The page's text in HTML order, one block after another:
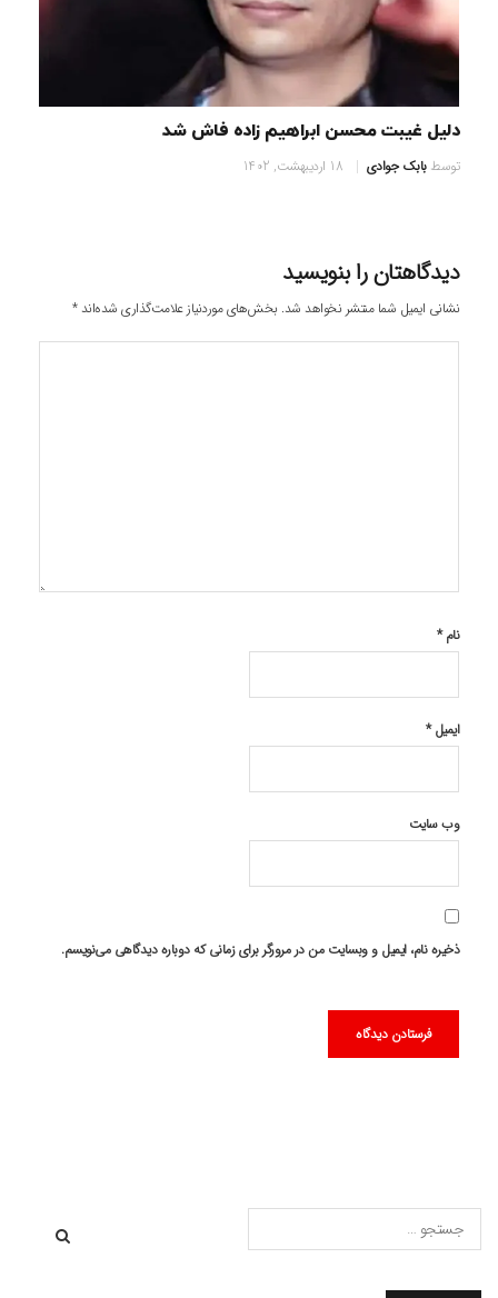
دلیل غیبت محسن ابراهیم زاده فاش شد
توسطبابک جوادی 18 اردیبهشت, 1402
دیدگاهتان را بنویسید
نشانی ایمیل شما منتشر نخواهد شد. بخش‌های موردنیاز علامت‌گذاری شده‌اند*
نام*
ایمیل*
وب‌ سایت
ذخیره نام، ایمیل و وبسایت من در مرورگر برای زمانی که دوباره دیدگاهی می‌نویسم.